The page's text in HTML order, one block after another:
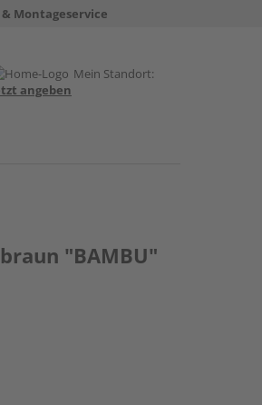
Montageservice
Mein Standort:
angeben
"BAMBU"